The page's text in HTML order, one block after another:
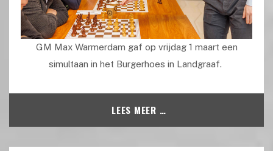
GM Max Warmerdam gaf op vrijdag 1 maart een
simultaan in het Burgerhoes in Landgraaf.
LEES MEER …